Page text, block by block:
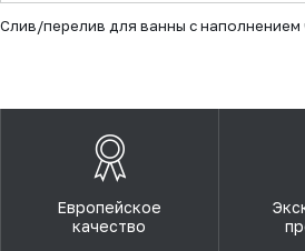
Слив/перелив для ванны с
Европейское
качество